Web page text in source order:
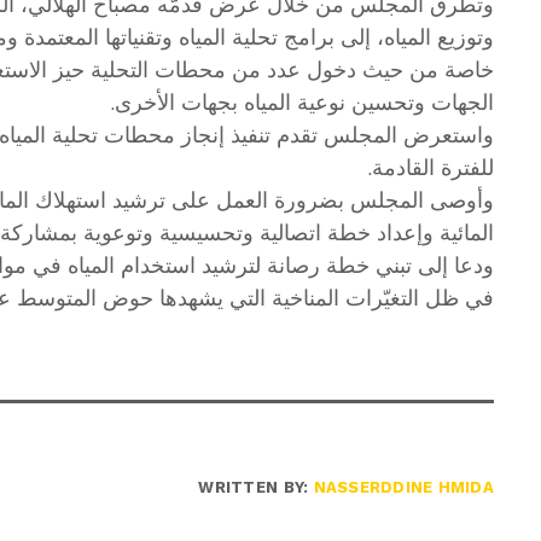
وتوزيع المياه، إلى برامج تحلية المياه وتقنياتها
خاصة من حيث دخول عدد من محطات التحلية حيز
الجهات وتحسين نوعية المياه بجهات الأخرى.
واستعرض المجلس تقدم تنفيذ إنجاز محطات تحلية
للفترة القادمة.
وأوصى المجلس بضرورة العمل على ترشيد استهلاك
المائية وإعداد خطة اتصالية وتحسيسية وتوعوية
ودعا إلى تبني خطة رصانة لترشيد استخدام المياه في
في ظل التغيّرات المناخية التي يشهدها حوض المتوسط
WRITTEN BY: NASSERDDINE HMIDA